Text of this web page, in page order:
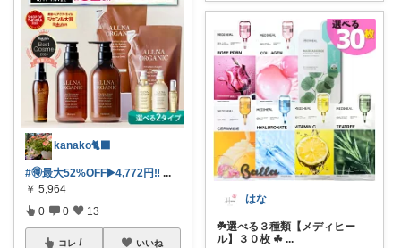
kanako🐈‍⬛
#🉐最大52%OFF▶️4,772円‼️ ...
￥ 5,964
0 0 13
コレ いいね
はな
☘️選べる３種類【メディヒー
ル】３０枚 ☘ ...